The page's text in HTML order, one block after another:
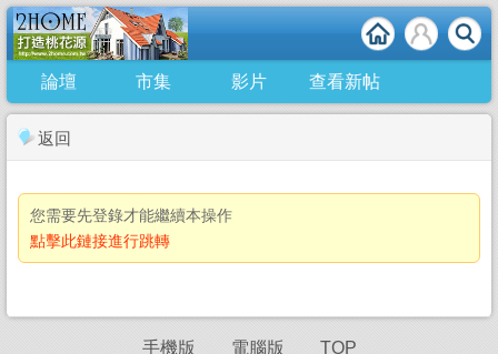
論壇 市集 影片 查看新帖
返回
您需要先登錄才能繼續本操作
點擊此鏈接進行跳轉
手機版 電腦版 TOP